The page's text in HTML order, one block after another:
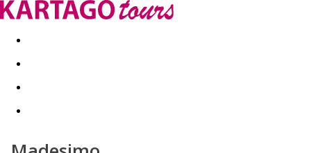
Last minute Dovolenkové kluby